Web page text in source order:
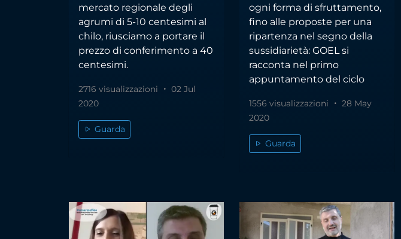
mercato regionale degli
agrumi di 5-10 centesimi al
chilo, riusciamo a portare il
prezzo di conferimento a 40
centesimi.
2716 visualizzazioni
02 Jul
2020
Guarda
ogni forma di sfruttamento,
fino alle proposte per una
ripartenza nel segno della
sussidiarietà: GOEL si
racconta nel primo
appuntamento del ciclo
1556 visualizzazioni
28 May
2020
Guarda